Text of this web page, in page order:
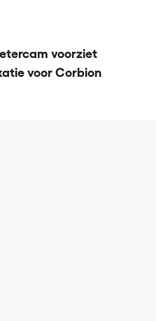
voorziet
voor Corbion